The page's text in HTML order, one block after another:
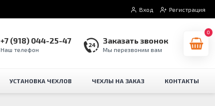
Вход Регистрация
+7 (918) 044-25-47
Наш телефон
Заказать звонок
Мы перезвоним вам
0
УСТАНОВКА ЧЕХЛОВ ЧЕХЛЫ НА ЗАКАЗ КОНТАКТЫ